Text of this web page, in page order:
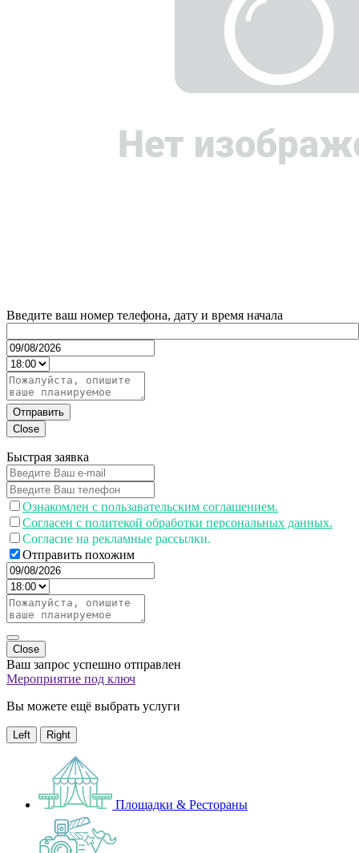
Введите ваш номер телефона, дату и время начала
Отправить
Close
Быстрая заявка
Ознакомлен с пользавательским соглашением.
Согласен с политекой обработки персональных данных.
Согласие на рекламные рассылки.
Отправить похожим
Close
Ваш запрос успешно отправлен
Мероприятие под ключ
Вы можете ещё выбрать услуги
Left Right
Площадки & Рестораны